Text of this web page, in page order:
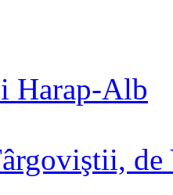
Harap-Alb
de